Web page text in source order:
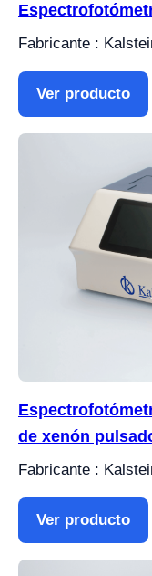
Fabricante :
Ver producto
de xenón
Fabricante :
Ver producto